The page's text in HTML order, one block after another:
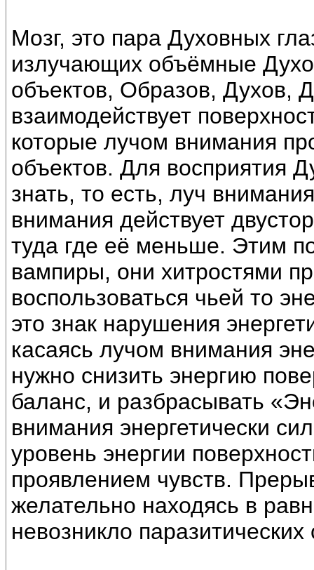
Мозг, это пара Духовных
излучающих объёмные
объектов, Образов, Духов,
взаимодействует
которые лучом внимания
объектов. Для восприятия
знать, то есть, луч
внимания действует
туда где её меньше. Этим
вампиры, они хитростями
воспользоваться чьей то
это знак нарушения
касаясь лучом внимания
нужно снизить энергию
баланс, и разбрасывать
внимания энергетически
уровень энергии
проявлением чувств.
желательно находясь в
невозникло паразитических